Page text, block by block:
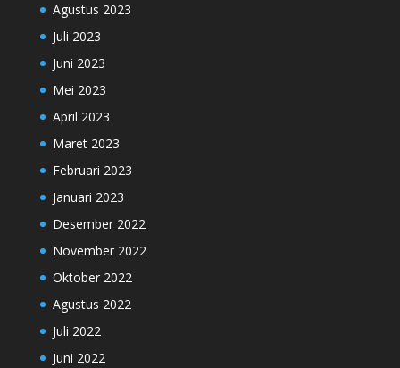
Agustus 2023
Juli 2023
Juni 2023
Mei 2023
April 2023
Maret 2023
Februari 2023
Januari 2023
Desember 2022
November 2022
Oktober 2022
Agustus 2022
Juli 2022
Juni 2022